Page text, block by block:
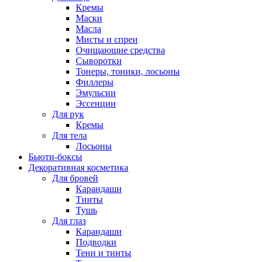
Кремы
Маски
Масла
Мисты и спреи
Очищающие средства
Сыворотки
Тонеры, тоники, лосьоны
Филлеры
Эмульсии
Эссенции
Для рук
Кремы
Для тела
Лосьоны
Бьюти-боксы
Декоративная косметика
Для бровей
Карандаши
Тинты
Тушь
Для глаз
Карандаши
Подводки
Тени и тинты